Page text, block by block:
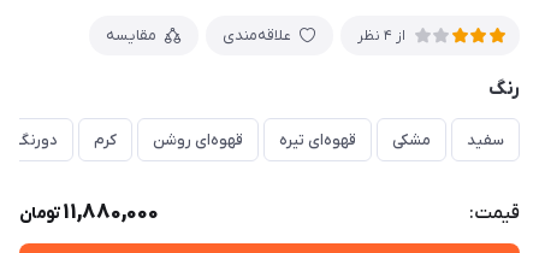
از 4 نظر علاقه‌مندی مقایسه
رنگ
سفید مشکی قهوه‌ای تیره قهوه‌ای روشن کرم
قیمت: 11,880,000تومان